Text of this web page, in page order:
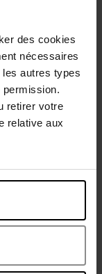
des cookies
nécessaires
autres types
retirer votre
relative aux